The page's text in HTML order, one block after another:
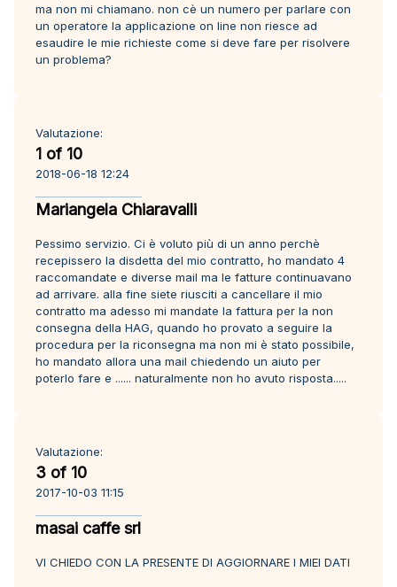
ma non mi chiamano. non cè un numero per parlare con
un operatore la applicazione on line non riesce ad
esaudire le mie richieste come si deve fare per risolvere
un problema?
Valutazione:
1 of 10
2018-06-18 12:24
Mariangela Chiaravalli
Pessimo servizio. Ci è voluto più di un anno perchè
recepissero la disdetta del mio contratto, ho mandato 4
raccomandate e diverse mail ma le fatture continuavano
ad arrivare. alla fine siete riusciti a cancellare il mio
contratto ma adesso mi mandate la fattura per la non
consegna della HAG, quando ho provato a seguire la
procedura per la riconsegna ma non mi è stato possibile,
ho mandato allora una mail chiedendo un aiuto per
poterlo fare e ...... naturalmente non ho avuto risposta.....
Valutazione:
3 of 10
2017-10-03 11:15
masai caffe srl
VI CHIEDO CON LA PRESENTE DI AGGIORNARE I MIEI DATI